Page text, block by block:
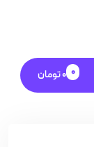
0
0تومان